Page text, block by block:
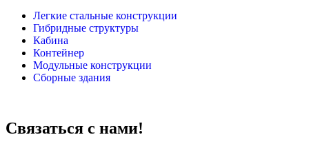
Легкие стальные конструкции
Гибридные структуры
Кабина
Контейнер
Модульные конструкции
Сборные здания
Связаться с нами!